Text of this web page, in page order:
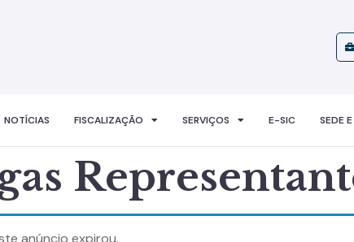
NOTÍCIAS FISCALIZAÇÃO SERVIÇOS E-SIC SEDE
anúncio expirou.